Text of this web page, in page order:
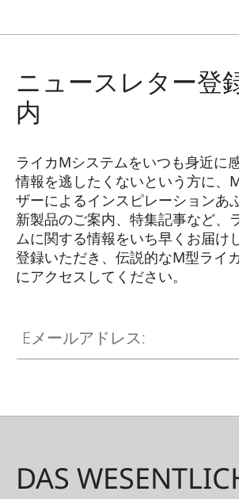
ニュースレター登
内
ライカMシステムをいつも身近に
情報を逃したくないという方に、
ザーによるインスピレーションあ
新製品のご案内、特集記事など、
ムに関する情報をいち早くお届け
登録いただき、伝説的なM型ライ
にアクセスしてください。
DAS